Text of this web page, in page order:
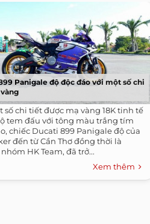
Panigale độ độc đáo với một số chi
số chi tiết được mạ vàng 18K tinh tế
tem đấu với tông màu trắng tím
chiếc Ducati 899 Panigale độ của
đến từ Cần Thơ đồng thời là
HK Team, đã trở...
Xem thêm